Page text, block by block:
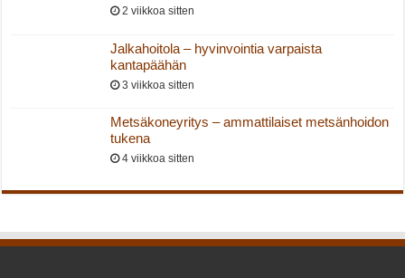
2 viikkoa sitten
Jalkahoitola – hyvinvointia varpaista
kantapäähän
3 viikkoa sitten
Metsäkoneyritys – ammattilaiset metsänhoidon
tukena
4 viikkoa sitten